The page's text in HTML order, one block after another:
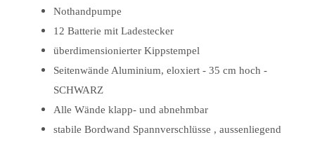
Nothandpumpe
12 Batterie mit Ladestecker
überdimensionierter Kippstempel
Seitenwände Aluminium, eloxiert - 35 cm hoch -
SCHWARZ
Alle Wände klapp- und abnehmbar
stabile Bordwand Spannverschlüsse , aussenliegend